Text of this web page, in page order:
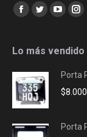
Encuéntranos en:
Facebook
opens
new
window
Twitter
opens
new
window
YouTube
opens
new
window
Lo más vendido
Porta
$
Porta